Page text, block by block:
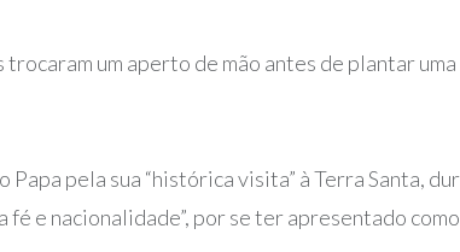
um aperto de mão antes de plantar
Papa pela sua “histórica visita” à Terra Santa,
fé e nacionalidade”, por se ter apresentado